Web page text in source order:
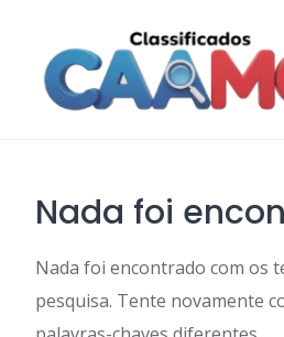
content
Nada foi
Nada foi encontrado com os
pesquisa. Tente novamente